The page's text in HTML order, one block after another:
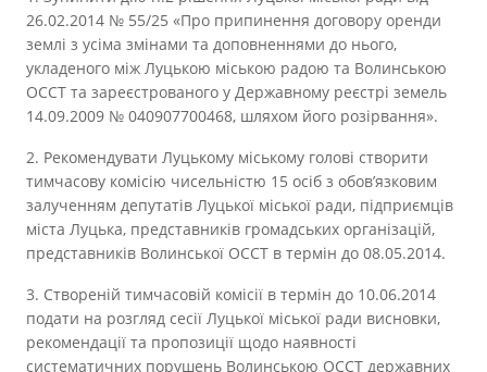
26.02.2014 № 55/25 «Про припинення договору оренди
землі з усіма змінами та доповненнями до нього,
укладеного між Луцькою міською радою та Волинською
ОССТ та зареєстрованого у Державному реєстрі земель
14.09.2009 № 040907700468, шляхом його розірвання».
2. Рекомендувати Луцькому міському голові створити
тимчасову комісію чисельністю 15 осіб з обов’язковим
залученням депутатів Луцької міської ради, підприємців
міста Луцька, представників громадських організацій,
представників Волинської ОССТ в термін до 08.05.2014.
3. Створеній тимчасовій комісії в термін до 10.06.2014
подати на розгляд сесії Луцької міської ради висновки,
рекомендації та пропозиції щодо наявності
систематичних порушень Волинською ОССТ державних